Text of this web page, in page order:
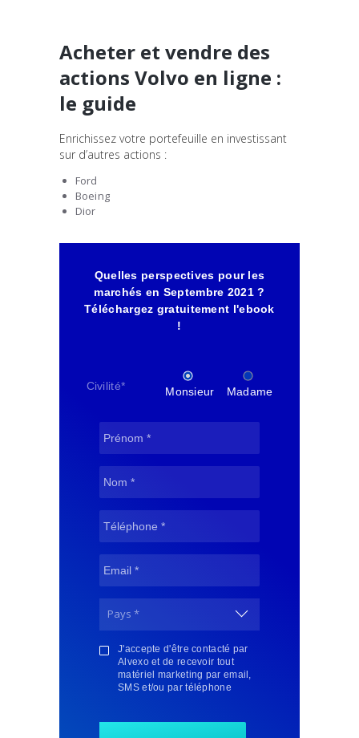
Acheter et vendre des
actions Volvo en ligne :
le guide
Enrichissez votre portefeuille en investissant
sur d’autres actions :
Ford
Boeing
Dior
Quelles perspectives pour les
marchés en Septembre 2021 ?
Téléchargez gratuitement l'ebook
!
Civilité* Monsieur Madame
J'accepte d'être contacté par
Alvexo et de recevoir tout
matériel marketing par email,
SMS et/ou par téléphone